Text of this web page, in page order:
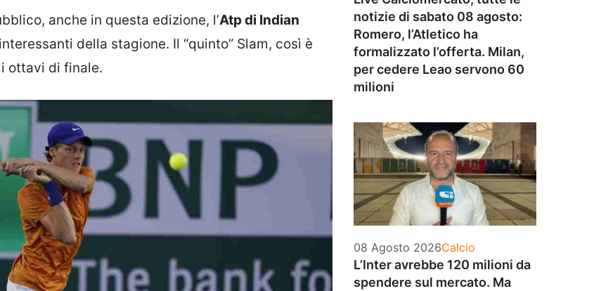
anche in questa edizione, l’Atp di Indian
della stagione. Il “quinto” Slam, così è
ottavi di finale.
notizie di sabato 08 agosto:
Romero, l’Atletico ha
formalizzato l’offerta. Milan,
per cedere Leao servono 60
milioni
08 Agosto 2026Categorie
Calcio
L’Inter avrebbe 120 milioni da
spendere sul mercato. Ma